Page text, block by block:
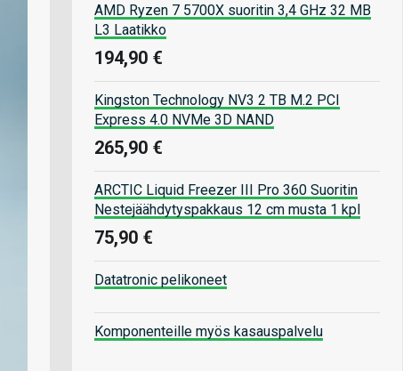
AMD Ryzen 7 5700X suoritin 3,4 GHz 32 MB
L3 Laatikko
194,90 €
Kingston Technology NV3 2 TB M.2 PCI
Express 4.0 NVMe 3D NAND
265,90 €
ARCTIC Liquid Freezer III Pro 360 Suoritin
Nestejäähdytyspakkaus 12 cm musta 1 kpl
75,90 €
Datatronic pelikoneet
Komponenteille myös kasauspalvelu